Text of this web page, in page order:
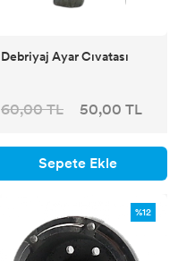
Debriyaj Ayar Cıvatası
60,00 TL 50,00 TL
Sepete Ekle
%12